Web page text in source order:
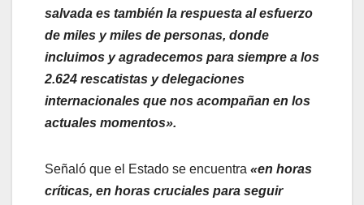
salvada es también la respuesta al esfuerzo
de miles y miles de personas, donde
incluimos y agradecemos para siempre a los
2.624 rescatistas y delegaciones
internacionales que nos acompañan en los
actuales momentos».
Señaló que el Estado se encuentra «en horas
críticas, en horas cruciales para seguir